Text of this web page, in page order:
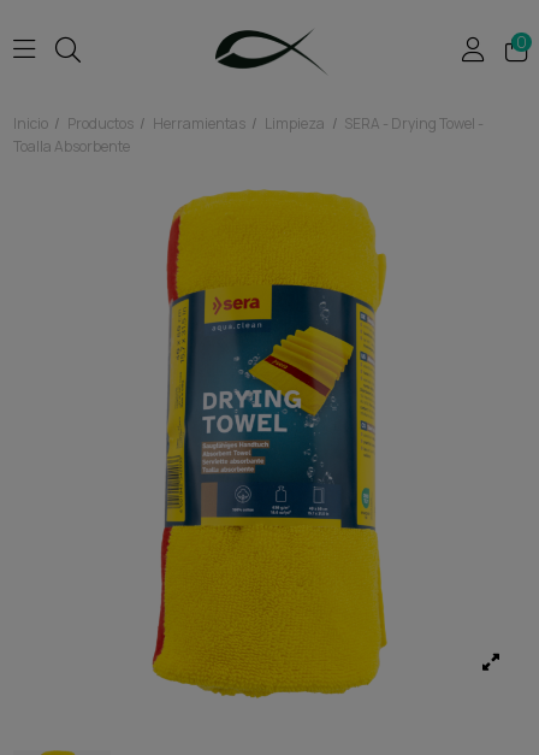
0
Inicio Productos Herramientas Limpieza
SERA - Drying Towel -
Toalla Absorbente